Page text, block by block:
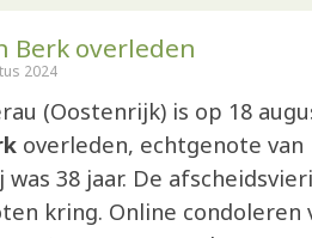
Berk overleden
2024
(Oostenrijk) is op 18
overleden, echtgenote van
was 38 jaar. De
kring. Online condoleren